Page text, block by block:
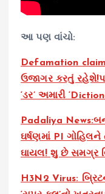
આ પણ વાંચો:
Defamation
ઉજાગર કરતું
‘ડર’ અમારી
Padaliya
ઘર્ષણમાં PI
ઘાયલ! શુ છે સમગ્ર
H3N2 Virus: